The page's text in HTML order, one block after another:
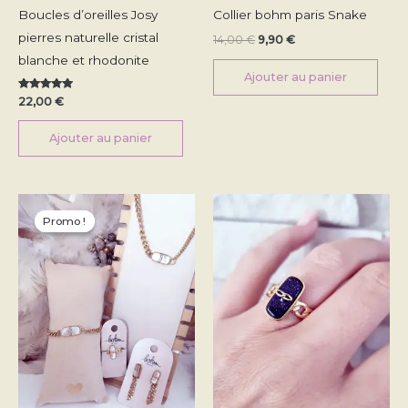
Boucles d’oreilles Josy
pierres naturelle cristal
blanche et rhodonite
Note
5.00
sur 5
22,00 €
Ajouter au panier
Collier bohm paris Snake
14,00€ 9,90 €
Ajouter au panier
Promo !
Promo !
Plage
de
prix :
13,90 €
à
18,50 €
produit
a
plusieurs
variations.
Les
options
peuvent